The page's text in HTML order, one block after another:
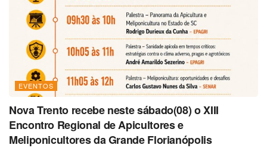
EVENTOS
Nova Trento recebe neste sábado(08) o XIII
Encontro Regional de Apicultores e
Meliponicultores da Grande Florianópolis